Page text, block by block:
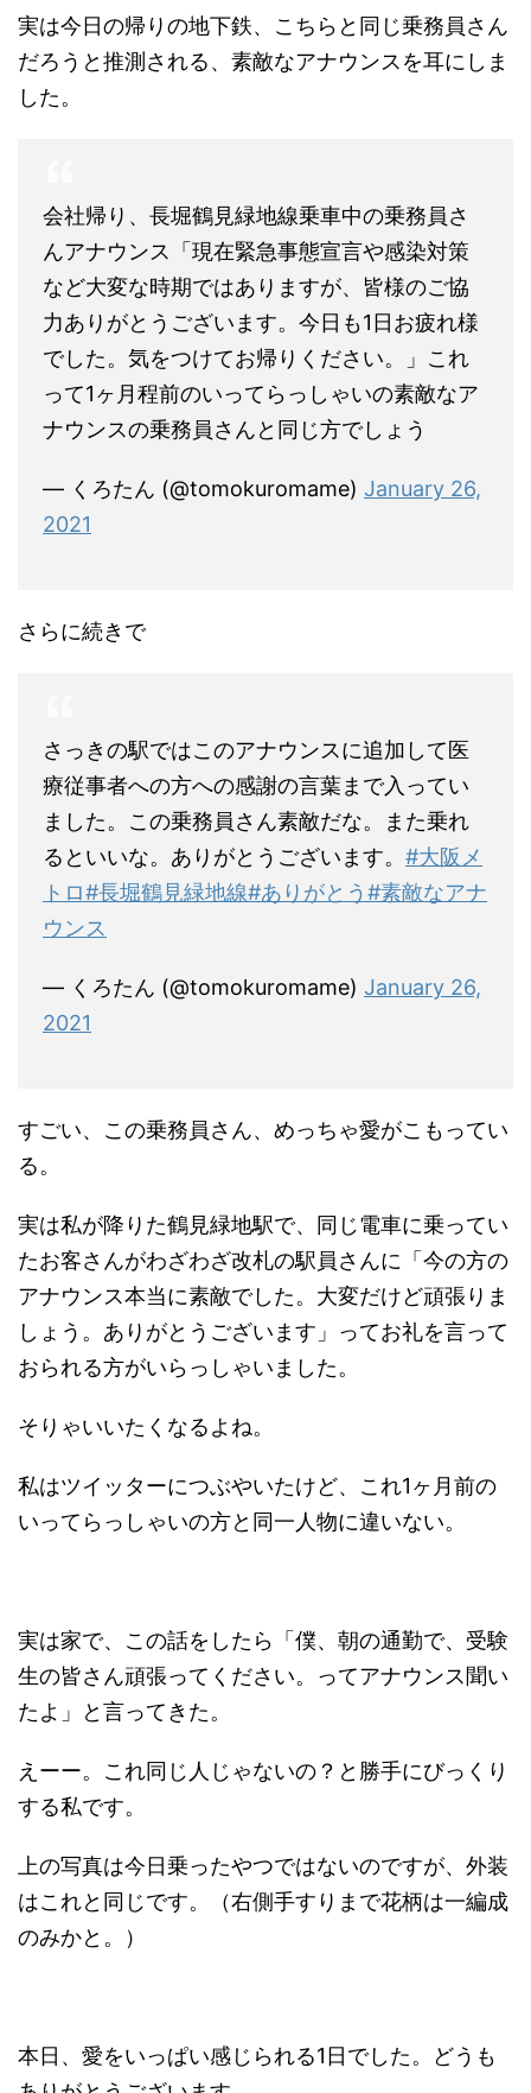
実は今日の帰りの地下鉄、こちらと同じ乗務員さん
だろうと推測される、素敵なアナウンスを耳にしま
した。
会社帰り、長堀鶴見緑地線乗車中の乗務員さ
んアナウンス「現在緊急事態宣言や感染対策
など大変な時期ではありますが、皆様のご協
力ありがとうございます。今日も1日お疲れ様
でした。気をつけてお帰りください。」これ
って1ヶ月程前のいってらっしゃいの素敵なア
ナウンスの乗務員さんと同じ方でしょう
— くろたん (@tomokuromame) January 26,
2021
さらに続きで
さっきの駅ではこのアナウンスに追加して医
療従事者への方への感謝の言葉まで入ってい
ました。この乗務員さん素敵だな。また乗れ
るといいな。ありがとうございます。 #大阪メ
トロ#長堀鶴見緑地線#ありがとう#素敵なアナ
ウンス
— くろたん (@tomokuromame) January 26,
2021
すごい、この乗務員さん、めっちゃ愛がこもってい
る。
実は私が降りた鶴見緑地駅で、同じ電車に乗ってい
たお客さんがわざわざ改札の駅員さんに「今の方の
アナウンス本当に素敵でした。大変だけど頑張りま
しょう。ありがとうございます」ってお礼を言って
おられる方がいらっしゃいました。
そりゃいいたくなるよね。
私はツイッターにつぶやいたけど、これ1ヶ月前の
いってらっしゃいの方と同一人物に違いない。
実は家で、この話をしたら「僕、朝の通勤で、受験
生の皆さん頑張ってください。ってアナウンス聞い
たよ」と言ってきた。
えーー。これ同じ人じゃないの？と勝手にびっくり
する私です。
上の写真は今日乗ったやつではないのですが、外装
はこれと同じです。（右側手すりまで花柄は一編成
のみかと。）
本日、愛をいっぱい感じられる1日でした。どうも